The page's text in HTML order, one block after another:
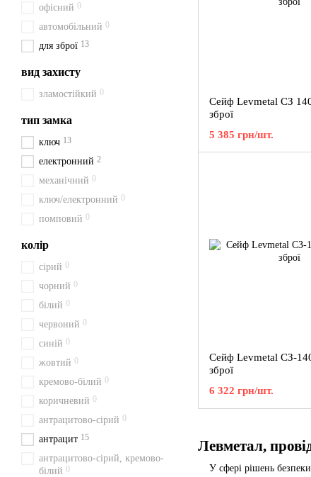
Левметал,
У сфері рішень безпеки
Сейф Levmetal СЗ
зброї
5 385 грн/шт.
Сейф Levmetal СЗ-
зброї
6 322 грн/шт.
офісний 0
автомобільний 0
для зброї 13
вид захисту
зламостійкий 0
тип замка
ключ 13
електронний 2
механічний 0
ключ/електронний 0
помповий 0
колір
сірий 0
чорний 0
білий 0
червоний 0
синій 0
жовтий 0
кремово-білий 0
коричневий 0
антрацитово-сірий 0
антрацит 15
антрацитово-сірий, кремово-
білий 0